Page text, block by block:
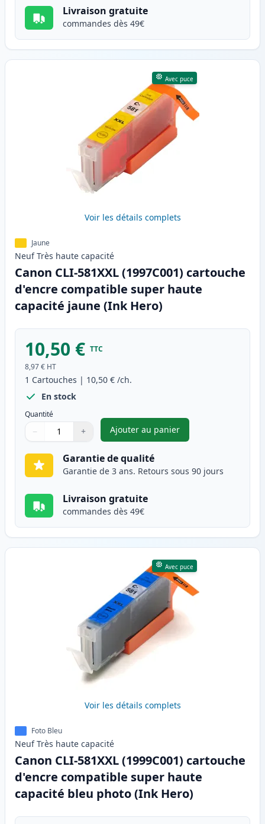
Livraison gratuite
commandes dès 49€
Avec puce
Voir les détails complets
Jaune
Neuf Très haute capacité
Canon CLI-581XXL (1997C001) cartouche
d'encre compatible super haute
capacité jaune (Ink Hero)
10,50 € TTC
8,97 € HT
1 Cartouches | 10,50 € /ch.
En stock
Quantité
Quantité
Utilisez les boutons pour ajuster
− +
Quantité
Ajouter au panier
,Canon CLI-581XXL
Garantie de qualité
Garantie de 3 ans. Retours sous 90 jours
Livraison gratuite
commandes dès 49€
Avec puce
Voir les détails complets
Foto Bleu
Neuf Très haute capacité
Canon CLI-581XXL (1999C001) cartouche
d'encre compatible super haute
capacité bleu photo (Ink Hero)